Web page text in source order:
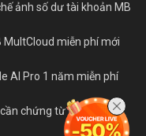
ảnh số dư tài khoản MB
MultCloud miễn phí mới
AI Pro 1 năm miễn phí
chứng từ trên eTax